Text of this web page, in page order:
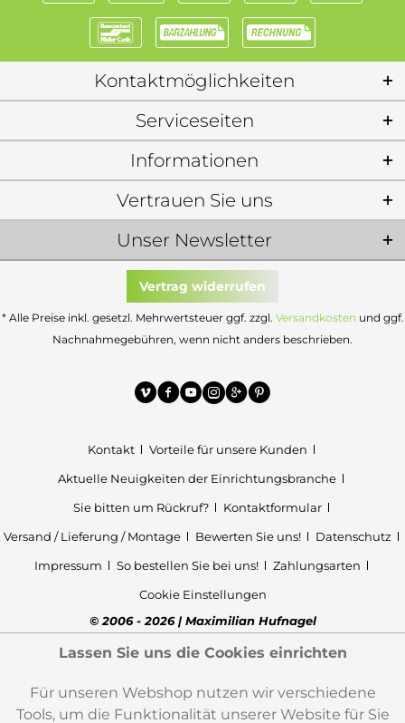
Kontaktmöglichkeiten
Serviceseiten
Informationen
Unser Newsletter
Vertrauen Sie uns
Vertrag widerrufen
* Alle Preise inkl. gesetzl. Mehrwertsteuer ggf. zzgl. Versandkosten und ggf.
Nachnahmegebühren, wenn nicht anders beschrieben.
Kontakt
Vorteile für unsere Kunden
Aktuelle Neuigkeiten der Einrichtungsbranche
Sie bitten um Rückruf?
Kontaktformular
Versand / Lieferung / Montage
Bewerten Sie uns!
Datenschutz
Impressum
So bestellen Sie bei uns!
Zahlungsarten
Cookie Einstellungen
© 2006 - 2026 | Maximilian Hufnagel
Lassen Sie uns die Cookies einrichten
Für unseren Webshop nutzen wir verschiedene
Tools, um die Funktionalität unserer Website für Sie